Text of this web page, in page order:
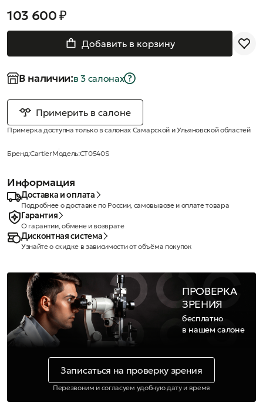
103 600 ₽
Добавить в корзину
В наличии:в 3 салонах
Примерить в салоне
Примерка доступна только в салонах Самарской и Ульяновской областей
Бренд:CartierМодель:CT0540S
Информация
Доставка и оплата
Подробнее о доставке по России, самовывозе и оплате товара
Гарантия
О гарантии, обмене и возврате
Дисконтная система
Узнайте о скидке в зависимости от объёма покупок
ПРОВЕРКА
ЗРЕНИЯ
бесплатно
в нашем салоне
Записаться на проверку зрения
Перезвоним и согласуем удобную дату и время